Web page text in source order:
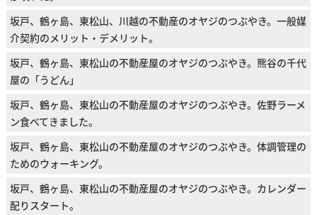
坂戸、鶴ヶ島、東松山、川越の不動産のオヤジのつぶやき。一般媒
介契約のメリット・デメリット。
坂戸、鶴ヶ島、東松山の不動産屋のオヤジのつぶやき。熊谷の千代
屋の「うどん」
坂戸、鶴ヶ島、東松山の不動産屋のオヤジのつぶやき。佐野ラーメ
ン食べてきました。
坂戸、鶴ヶ島、東松山の不動産屋のオヤジのつぶやき。体調管理の
ためのウォーキング。
坂戸、鶴ヶ島、東松山の不動産屋のオヤジのつぶやき。カレンダー
配りスタート。